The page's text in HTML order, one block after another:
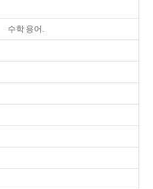
수학 용어.